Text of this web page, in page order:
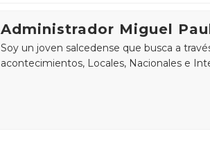
Administrador Miguel
Soy un joven salcedense que busca a
acontecimientos, Locales, Nacionales e